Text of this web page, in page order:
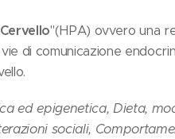
"(HPA) ovvero una
di comunicazione
ed epigenetica, Dieta,
sociali,